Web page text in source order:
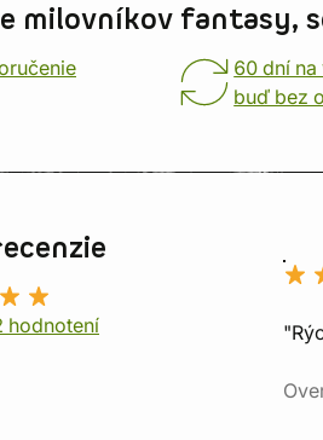
milovníkov fantasy,
60 dní na
buď bez
hodnotení